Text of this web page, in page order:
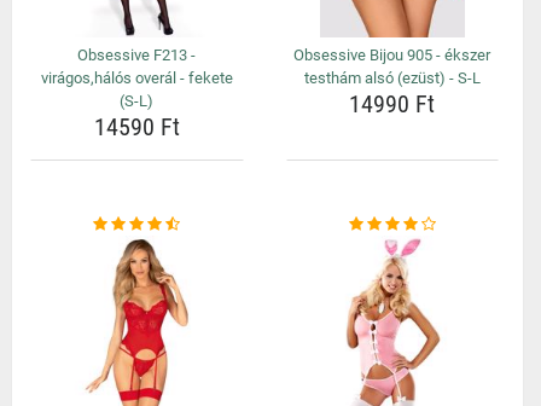
Obsessive F213 -
virágos,hálós overál - fekete
(S-L)
14590 Ft
Obsessive Bijou 905 - ékszer
testhám alsó (ezüst) - S-L
14990 Ft